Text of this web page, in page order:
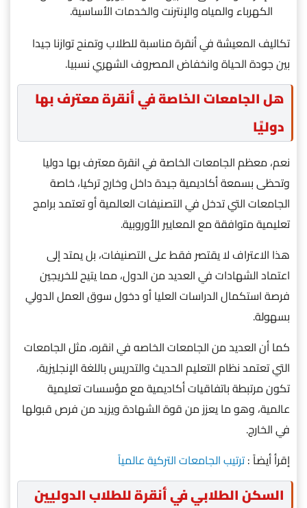
الكهرباء والمياه والإنترنت والخدمات الأساسية.
تكاليف المعيشة في أنقرة مناسبة للطلاب وتمنح توازنا جيدا
بين جودة الحياة وانخفاض المصروف الشهري نسبيا.
هل الجامعات الخاصة في أنقرة معترف بها
دوليًا
نعم، معظم الجامعات الخاصة في انقرة معترف بها دوليا
وتحظى بسمعة أكاديمية جيدة داخل وخارج تركيا، خاصة
الجامعات التي تدخل في التصنيفات العالمية أو تعتمد برامج
تعليمية متوافقة مع المعايير الأوروبية.
هذا الاعتراف لا يقتصر فقط على التصنيفات، بل يمتد إلى
اعتماد الشهادات في العديد من الدول، مما يتيح للخريجين
فرصة استكمال الدراسات العليا أو دخول سوق العمل الدولي
بسهولة.
كما أن العديد من الجامعات الخاصه في انقره، مثل الجامعات
التي تعتمد نظام التعليم الحديث والتدريس باللغة الإنجليزية،
تكون مرتبطة باتفاقيات أكاديمية مع مؤسسات تعليمية
عالمية، وهو ما يعزز من قوة الشهادة ويزيد من فرص قبولها
في الخارج.
إقرأ أيضاً :ترتيب الجامعات التركية عالمياً
السكن الطلابي في أنقرة للطلاب الدوليين